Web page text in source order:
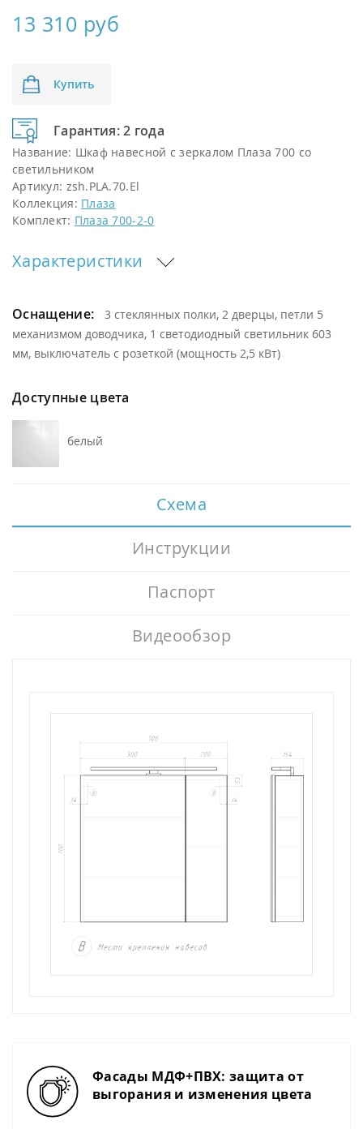
13 310 руб
Купить
Гарантия: 2 года
Название: Шкаф навесной с зеркалом Плаза 700 со
светильником
Артикул: zsh.PLA.70.El
Коллекция: Плаза
Комплект: Плаза 700-2-0
Характеристики
Оснащение:3 стеклянных полки, 2 дверцы, петли 5
механизмом доводчика, 1 светодиодный светильник 603
мм, выключатель с розеткой (мощность 2,5 кВт)
Доступные цвета
белый
Схема
Инструкции
Паспорт
Видеообзор
Фасады МДФ+ПВХ: защита от
выгорания и изменения цвета